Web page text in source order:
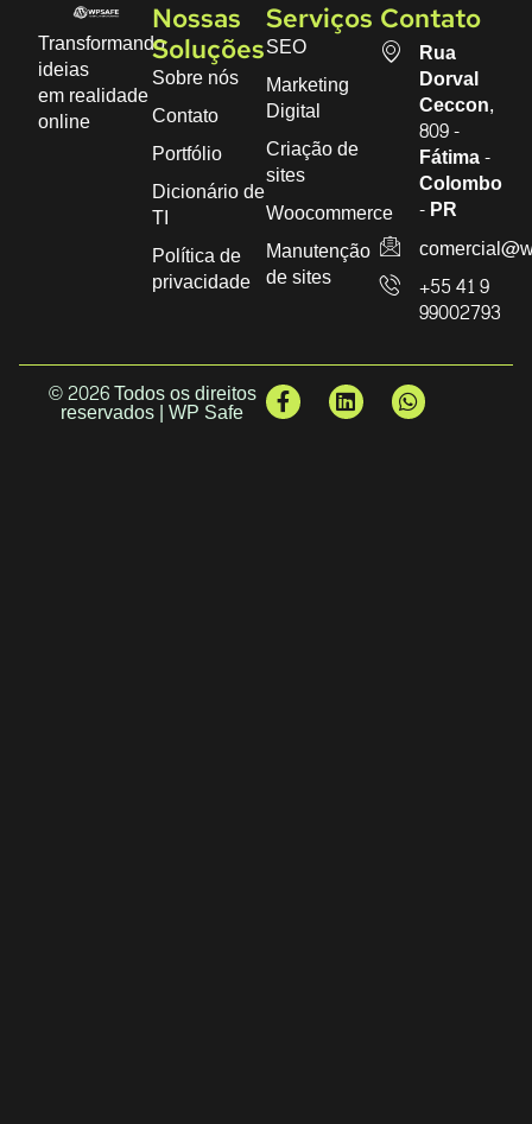
Transformando
ideias
em realidade
online
Nossas
Soluções
Sobre nós
Contato
Portfólio
Dicionário de
TI
Política de
privacidade
Serviços
SEO
Marketing
Digital
Criação de
sites
Woocommerce
Manutenção
de sites
Contato
Rua
Dorval
Ceccon,
809 -
Fátima -
Colombo
- PR
+55 41 9
99002793
© 2026 Todos os direitos
reservados | WP Safe